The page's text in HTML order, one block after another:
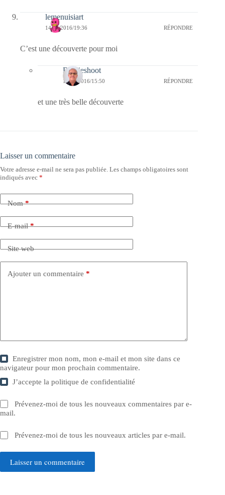
lemenuisiart
14/01/2016/19:36 RÉPONDRE
C’est une découverte pour moi
Bernieshoot
18/01/2016/15:50 RÉPONDRE
et une très belle découverte
Laisser un commentaire
Votre adresse e-mail ne sera pas publiée. Les champs obligatoires sont
indiqués avec *
Nom*
E-mail*
Site web
Ajouter un commentaire *
Enregistrer mon nom, mon e-mail et mon site dans ce
navigateur pour mon prochain commentaire.
J’accepte lapolitique de confidentialité
Prévenez-moi de tous les nouveaux commentaires par e-
mail.
Prévenez-moi de tous les nouveaux articles par e-mail.
Laisser un commentaire